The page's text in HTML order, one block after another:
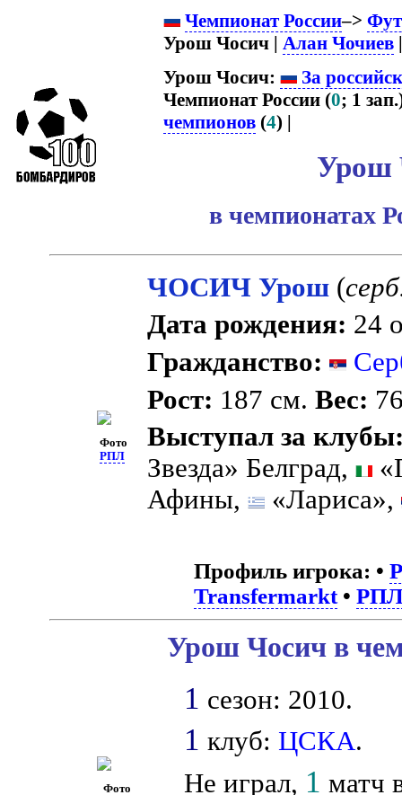
Чемпионат России–>
Урош Чосич | Алан Чочиев
Урош Чосич:
За
Чемпионат России (0; 1
чемпионов (4) |
Урош
в чемпионатах
Фото
РПЛ
ЧОСИЧ Урош (
Дата рождения: 24
Гражданство:
Рост: 187 см.Вес:
Выступал за
Звезда» Белград,
Афины,
«Лариса»,
Профиль игрока: •
Transfermarkt•
Фото
Урош Чосич в
1 сезон: 2010.
1 клуб: ЦСКА.
Не играл, 1 матч